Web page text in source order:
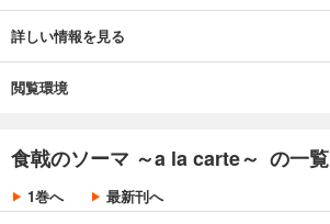
詳しい情報を見る
閲覧環境
食戟のソーマ ～a la carte～ の一覧
1巻へ 最新刊へ